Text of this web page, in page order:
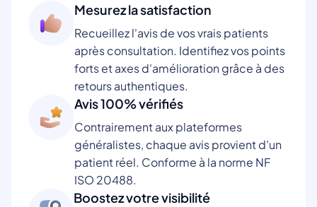
Mesurez la satisfaction
Recueillez l'avis de vos vrais patients
après consultation. Identifiez vos points
forts et axes d'amélioration grâce à des
retours authentiques.
Avis 100% vérifiés
Contrairement aux plateformes
généralistes, chaque avis provient d'un
patient réel. Conforme à la norme NF
ISO 20488.
Boostez votre visibilité